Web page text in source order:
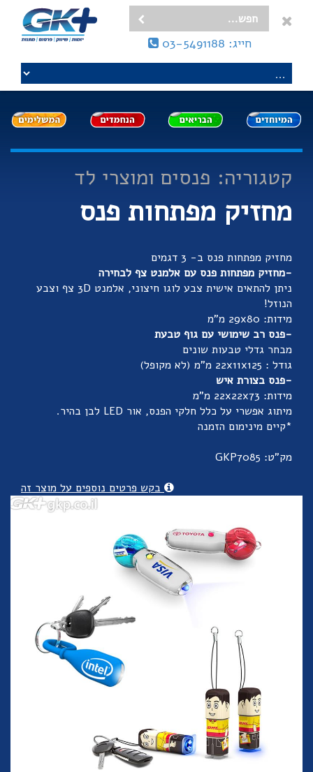
חייג: 03-5491188
קטגוריה: פנסים ומוצרי לד
מחזיק מפתחות פנס
מחזיק מפתחות פנס ב- 3 דגמים
-מחזיק מפתחות פנס עם אלמנט צף לבחירה
ניתן להתאים אישית צבע לוגו חיצוני, אלמנט 3D צף וצבע
הנוזל!
מידות: 29x80 מ"מ
-פנס רב שימושי עם גוף טבעת
מבחר גדלי טבעות שונים
גודל : 22x11x125 מ"מ (לא מקופל)
-פנס בצורת איש
מידות: 22x22x73 מ"מ
מיתוג אפשרי על כלל חלקי הפנס, אור LED לבן בהיר.
*קיים מינימום הזמנה
מק"ט: GKP7085
בקש פרטים נוספים על מוצר זה